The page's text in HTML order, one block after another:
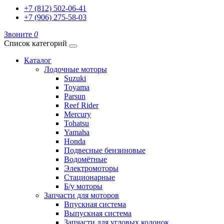
+7 (812) 502-06-41
+7 (906) 275-58-03
Звоните 0
Список категорий
Каталог
Лодочные моторы
Suzuki
Toyama
Parsun
Reef Rider
Mercury
Tohatsu
Yamaha
Honda
Подвесные бензиновые
Водомётные
Электромоторы
Стационарные
Б/у моторы
Запчасти для моторов
Впускная система
Выпускная система
Запчасти для угловых колонок